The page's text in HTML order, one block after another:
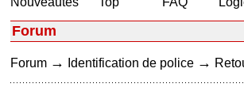
Forum
Forum → Identification de police →